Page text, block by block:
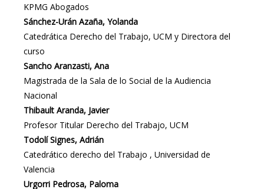
KPMG Abogados
Sánchez-Urán Azaña, Yolanda
Catedrática Derecho del Trabajo, UCM y Directora del
curso
Sancho Aranzasti, Ana
Magistrada de la Sala de lo Social de la Audiencia
Nacional
Thibault Aranda, Javier
Profesor Titular Derecho del Trabajo, UCM
Todolí Signes, Adrián
Catedrático derecho del Trabajo , Universidad de
Valencia
Urgorri Pedrosa, Paloma